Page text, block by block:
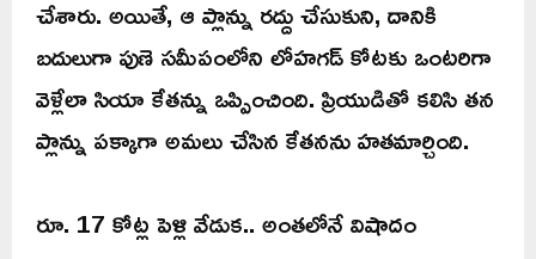
చేశారు. అయితే, ఆ ప్లాన్ను రద్దు చేసుకుని, దానికి
బదులుగా పుణె సమీపంలోని లోహగడ్ కోటకు ఒంటరిగా
వెళ్లేలా సియా కేతన్ను ఒప్పించింది. ప్రియుడితో కలిసి తన
ప్లాన్ను పక్కాగా అమలు చేసిన కేతనను హతమార్చింది.
రూ. 17 కోట్ల పెళ్లి వేడుక.. అంతలోనే విషాదం